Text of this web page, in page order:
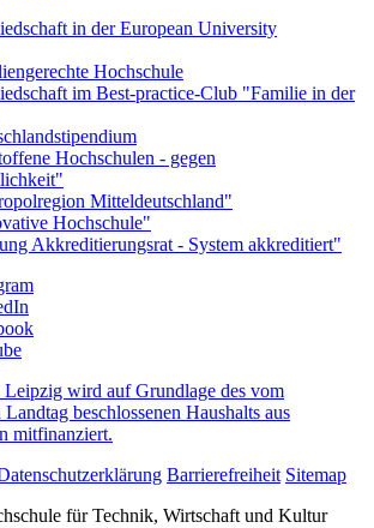
wird auf Grundlage des vom
Landtag beschlossenen Haushalts aus
mitfinanziert.
Barrierefreiheit Sitemap
für Technik, Wirtschaft und Kultur